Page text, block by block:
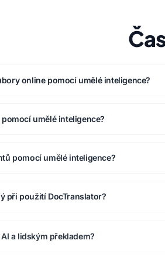
online pomocí umělé inteligence?
umělé inteligence?
pomocí umělé inteligence?
při použití DocTranslator?
a lidským překladem?